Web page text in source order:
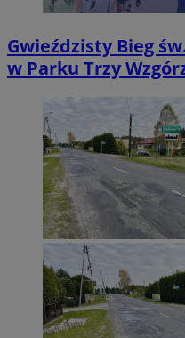
Gwieździsty Bieg
w Parku Trzy